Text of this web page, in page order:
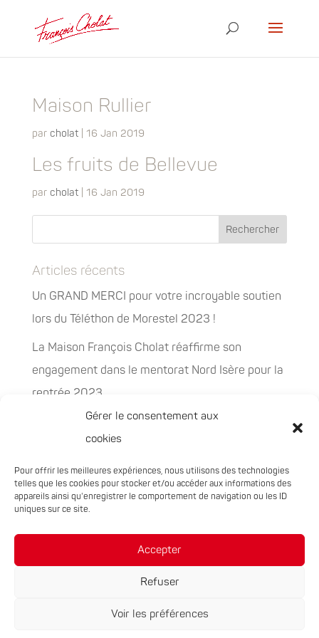
Gérer le consentement aux
cookies
Pour offrir les meilleures expériences, nous utilisons des technologies
telles que les cookies pour stocker et/ou accéder aux informations des
appareils ainsi qu'enregistrer le comportement de navigation ou les ID
uniques sur ce site.
Accepter
Refuser
Voir les préférences
Maison Rullier
par cholat| 16 Jan 2019
Les fruits de Bellevue
par cholat| 16 Jan 2019
Articles récents
Un GRAND MERCI pour votre incroyable soutien
lors du Téléthon de Morestel 2023 !
La Maison François Cholat réaffirme son
engagement dans le mentorat Nord Isère pour la
rentrée 2023
La Maison François Cholat accueil et participe à
la préservation des espaces naturels sensibles
PEPITES, la nouvelle filière chanvre en
Auvergne-Rhône-Alpes